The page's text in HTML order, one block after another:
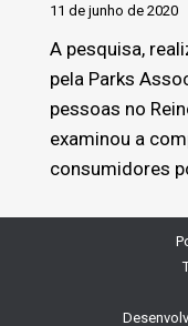
11 de junho de 2020
A pesquisa,
pela Parks
pessoas no
examinou a
consumidores